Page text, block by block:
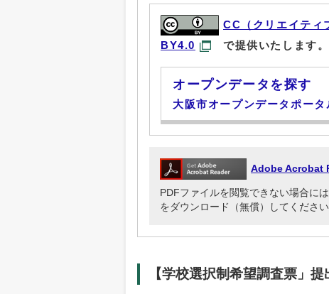
CC（クリエイティ
BY4.0
で提供いたします。
オープンデータを探す
大阪市オープンデータポータ
Adobe Acrobat
PDFファイルを閲覧できない場合に
をダウンロード（無償）してください
【学校選択制希望調査票」提